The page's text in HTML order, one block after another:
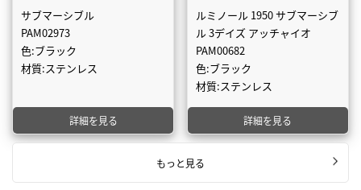
サブマーシブル
PAM02973
色:ブラック
材質:ステンレス
詳細を見る
ルミノール 1950 サブマーシブ
ル 3デイズ アッチャイオ
PAM00682
色:ブラック
材質:ステンレス
詳細を見る
もっと見る